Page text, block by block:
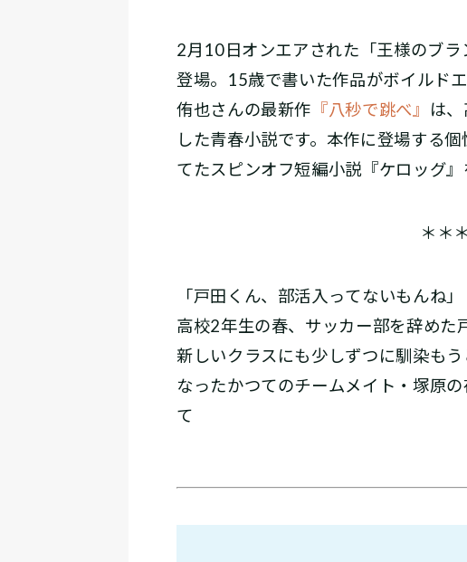
2月10日オンエアされた「王様のブ
登場。15歳で書いた作品がボイルド
侑也さんの最新作 『八秒で跳べ』
は
した青春小説です。本作に登場する
てたスピンオフ短編小説『ケロッグ』
＊＊＊
「戸田くん、部活入ってないもんね」
高校2年生の春、サッカー部を辞めた
新しいクラスにも少しずつに馴染も
なったかつてのチームメイト・塚原
て――